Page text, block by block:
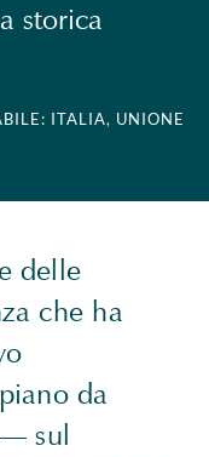
storica
ITALIA, UNIONE
delle
che ha
da
sul